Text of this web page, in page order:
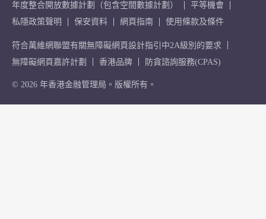
年度整合開放數據計劃（包含空間數據計劃）
平等機會
私隱政策聲明
保安資料 網頁指南 使用條款及條件
符合萬維網聯盟有關無障礙網頁設計指引中2A級別的要求
無障礙網頁嘉許計劃
香港品牌 防貪諮詢服務(CPAS)
© 2026 年香港金融管理局。版權所有。